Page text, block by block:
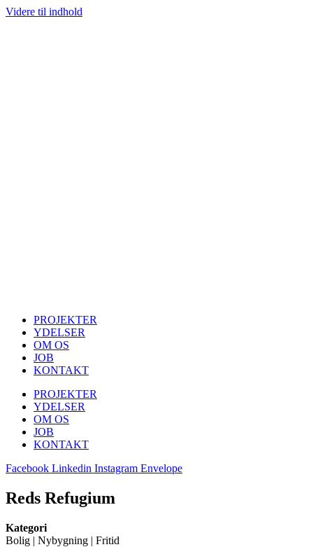
Videre til indhold
PROJEKTER
YDELSER
OM OS
JOB
KONTAKT
PROJEKTER
YDELSER
OM OS
JOB
KONTAKT
Facebook Linkedin Instagram Envelope
Reds Refugium
Kategori
Bolig | Nybygning | Fritid